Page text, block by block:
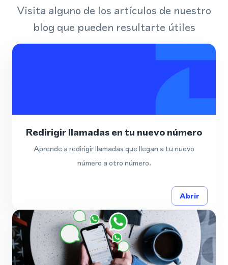
Visita alguno de los artículos de nuestro
blog que pueden resultarte útiles
Redirigir llamadas en tu nuevo número
Aprende a redirigir llamadas que llegan a tu nuevo
número a otro número.
Abrir